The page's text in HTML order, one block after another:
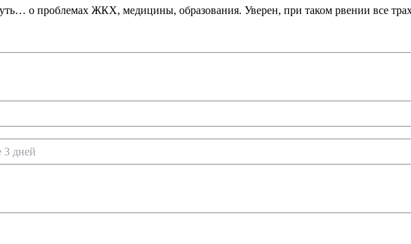
о проблемах ЖКХ, медицины, образования. Уверен, при таком рвении все
3 дней